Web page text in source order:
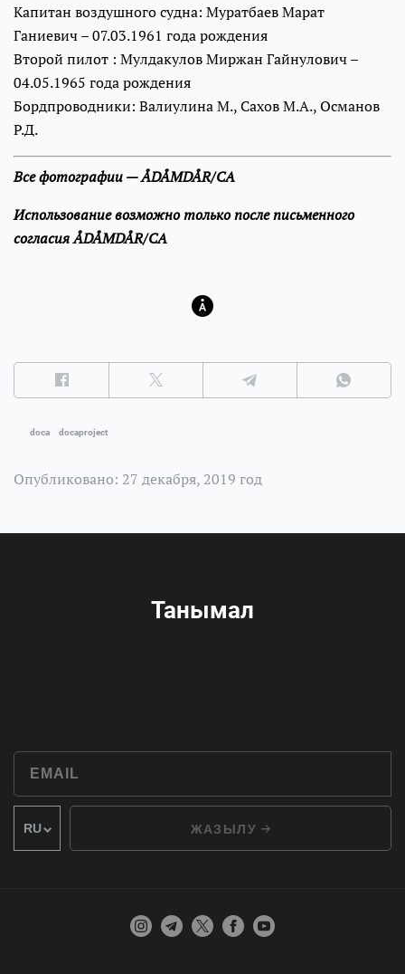
Капитан воздушного судна: Муратбаев Марат
Ганиевич – 07.03.1961 года рождения
Второй пилот : Мулдакулов Миржан Гайнулович –
04.05.1965 года рождения
Бордпроводники: Валиулина М., Сахов М.А., Османов
Р.Д.
Все фотографии — ÅDÅMDÅR/CA
Использование возможно только после письменного
согласия ÅDÅMDÅR/CA
doca docaproject
Опубликовано: 27 декабря, 2019 год
Танымал
ЖАЗЫЛУ